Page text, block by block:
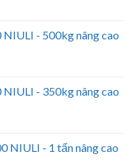
- 500kg nâng cao
- 350kg nâng cao
NIULI - 1 tấn nâng cao